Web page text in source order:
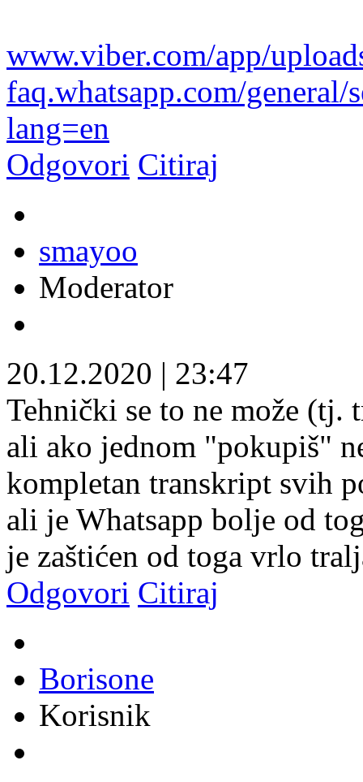
www.viber.com/app/
faq.whatsapp.com/
lang=en
Odgovori Citiraj
smayoo
Moderator
20.12.2020 | 23:47
Tehnički se to ne može (tj.
ali ako jednom "pokupiš"
kompletan transkript svih
ali je Whatsapp bolje od
je zaštićen od toga vrlo
Odgovori Citiraj
Borisone
Korisnik